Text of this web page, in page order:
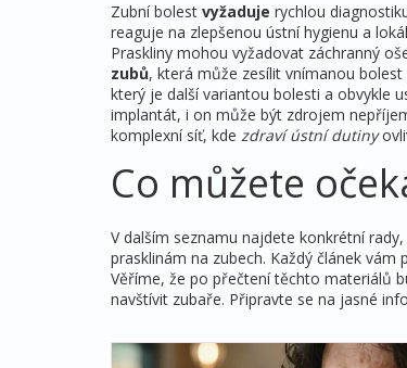
Zubní bolest vyžaduje rychlou
reaguje na zlepšenou ústní hygienu a
Praskliny mohou vyžadovat záchranný
zubů, která může zesílit vnímanou
který je další variantou bolesti a obvykle
implantát, i on může být zdrojem
komplexní síť, kde zdraví ústní dutiny
Co můžete
V dalším seznamu najdete konkrétní
prasklinám na zubech. Každý článek
Věříme, že po přečtení těchto materiálů
navštívit zubaře. Připravte se na jasné